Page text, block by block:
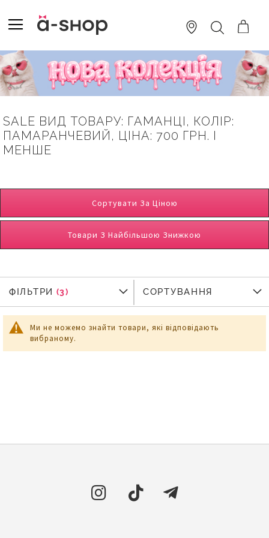
TO
CONTENT
ПОШУК
SALE ВИД ТОВАРУ: ГАМАНЦІ, КОЛІР:
ПАМАРАНЧЕВИЙ, ЦІНА: 700 ГРН. І
МЕНШЕ
Сортувати За Ціною
Товари З Найбільшою Знижкою
Ми не можемо знайти товари, які відповідають
вибраному.
ФІЛЬТРИ
ФІЛЬТРИ СОРТУВАННЯ